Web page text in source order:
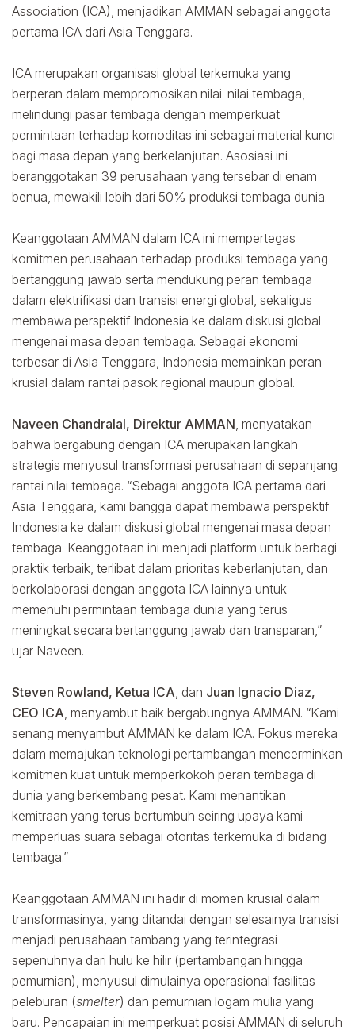
Association (ICA), menjadikan AMMAN sebagai anggota
pertama ICA dari Asia Tenggara.
ICA merupakan organisasi global terkemuka yang
berperan dalam mempromosikan nilai-nilai tembaga,
melindungi pasar tembaga dengan memperkuat
permintaan terhadap komoditas ini sebagai material kunci
bagi masa depan yang berkelanjutan. Asosiasi ini
beranggotakan 39 perusahaan yang tersebar di enam
benua, mewakili lebih dari 50% produksi tembaga dunia.
Keanggotaan AMMAN dalam ICA ini mempertegas
komitmen perusahaan terhadap produksi tembaga yang
bertanggung jawab serta mendukung peran tembaga
dalam elektrifikasi dan transisi energi global, sekaligus
membawa perspektif Indonesia ke dalam diskusi global
mengenai masa depan tembaga. Sebagai ekonomi
terbesar di Asia Tenggara, Indonesia memainkan peran
krusial dalam rantai pasok regional maupun global.
Naveen Chandralal, Direktur AMMAN, menyatakan
bahwa bergabung dengan ICA merupakan langkah
strategis menyusul transformasi perusahaan di sepanjang
rantai nilai tembaga. “Sebagai anggota ICA pertama dari
Asia Tenggara, kami bangga dapat membawa perspektif
Indonesia ke dalam diskusi global mengenai masa depan
tembaga. Keanggotaan ini menjadi platform untuk berbagi
praktik terbaik, terlibat dalam prioritas keberlanjutan, dan
berkolaborasi dengan anggota ICA lainnya untuk
memenuhi permintaan tembaga dunia yang terus
meningkat secara bertanggung jawab dan transparan,”
ujar Naveen.
Steven Rowland, Ketua ICA, dan Juan Ignacio Diaz,
CEO ICA, menyambut baik bergabungnya AMMAN. “Kami
senang menyambut AMMAN ke dalam ICA. Fokus mereka
dalam memajukan teknologi pertambangan mencerminkan
komitmen kuat untuk memperkokoh peran tembaga di
dunia yang berkembang pesat. Kami menantikan
kemitraan yang terus bertumbuh seiring upaya kami
memperluas suara sebagai otoritas terkemuka di bidang
tembaga.”
Keanggotaan AMMAN ini hadir di momen krusial dalam
transformasinya, yang ditandai dengan selesainya transisi
menjadi perusahaan tambang yang terintegrasi
sepenuhnya dari hulu ke hilir (pertambangan hingga
pemurnian), menyusul dimulainya operasional fasilitas
peleburan (smelter) dan pemurnian logam mulia yang
baru. Pencapaian ini memperkuat posisi AMMAN di seluruh